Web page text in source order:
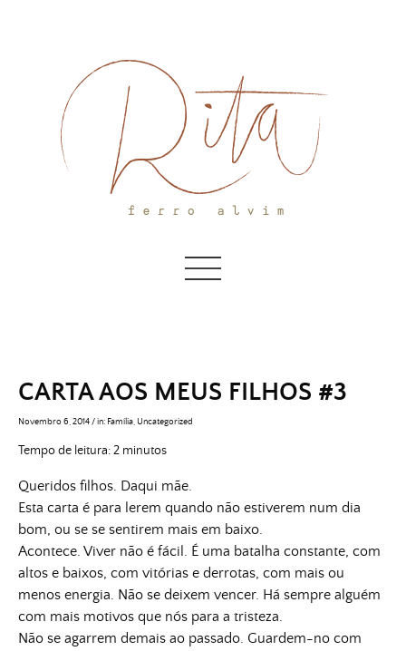
CARTA AOS MEUS FILHOS #3
Novembro 6, 2014/in: Família Uncategorized
Tempo de leitura:2 minutos
Queridos filhos. Daqui mãe.
Esta carta é para lerem quando não estiverem num dia
bom, ou se se sentirem mais em baixo.
Acontece. Viver não é fácil. É uma batalha constante, com
altos e baixos, com vitórias e derrotas, com mais ou
menos energia. Não se deixem vencer. Há sempre alguém
com mais motivos que nós para a tristeza.
Não se agarrem demais ao passado. Guardem-no com